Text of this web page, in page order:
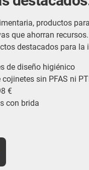
productos
que ahorran
destacados para
de diseño higiénico
sin PFAS ni
€
con brida